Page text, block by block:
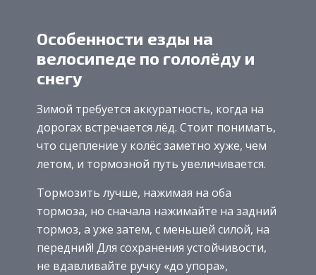
Особенности езды на
велосипеде по гололёду и
снегу
Зимой требуется аккуратность, когда на
дорогах встречается лёд. Стоит понимать,
что сцепление у колёс заметно хуже, чем
летом, и тормозной путь увеличивается.
Тормозить лучше, нажимая на оба
тормоза, но сначала нажимайте на задний
тормоз, а уже затем, с меньшей силой, на
передний! Для сохранения устойчивости,
не вдавливайте ручку «до упора»,